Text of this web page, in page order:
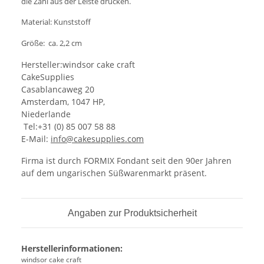
Material: Kunststoff
Größe: ca. 2,2 cm
Hersteller:windsor cake craft
CakeSupplies
Casablancaweg 20
Amsterdam, 1047 HP,
Niederlande
Tel:+31 (0) 85 007 58 88
E-Mail: info@cakesupplies.com
Firma ist durch FORMIX Fondant seit den 90er Jahren
auf dem ungarischen Süßwarenmarkt präsent.
Angaben zur Produktsicherheit
Herstellerinformationen:
windsor cake craft